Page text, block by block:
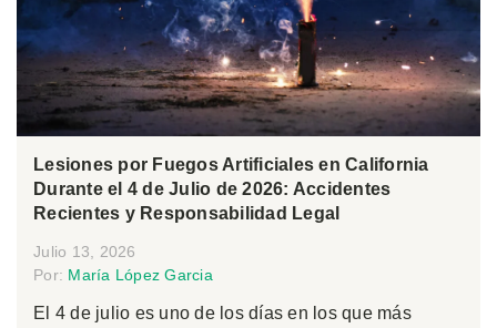
Lesiones por Fuegos Artificiales en California
Durante el 4 de Julio de 2026: Accidentes
Recientes y Responsabilidad Legal
Julio 13, 2026
Por: María López Garcia
El 4 de julio es uno de los días en los que más